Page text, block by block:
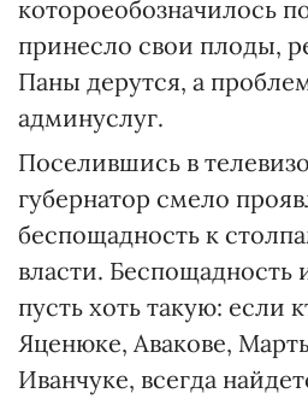
котороеобозначилось
принесло свои плоды,
Паны дерутся, а
админуслуг.
Поселившись в
губернатор смело
беспощадность к
власти. Беспощадность
пусть хоть такую: если
Яценюке, Авакове,
Иванчуке, всегда